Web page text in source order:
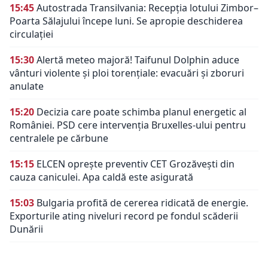
15:45Autostrada Transilvania: Recepția lotului Zimbor–
Poarta Sălajului începe luni. Se apropie deschiderea
circulației
15:30Alertă meteo majoră! Taifunul Dolphin aduce
vânturi violente și ploi torențiale: evacuări și zboruri
anulate
15:20 Decizia care poate schimba planul energetic al
României. PSD cere intervenția Bruxelles-ului pentru
centralele pe cărbune
15:15 ELCEN oprește preventiv CET Grozăvești din
cauza caniculei. Apa caldă este asigurată
15:03 Bulgaria profită de cererea ridicată de energie.
Exporturile ating niveluri record pe fondul scăderii
Dunării